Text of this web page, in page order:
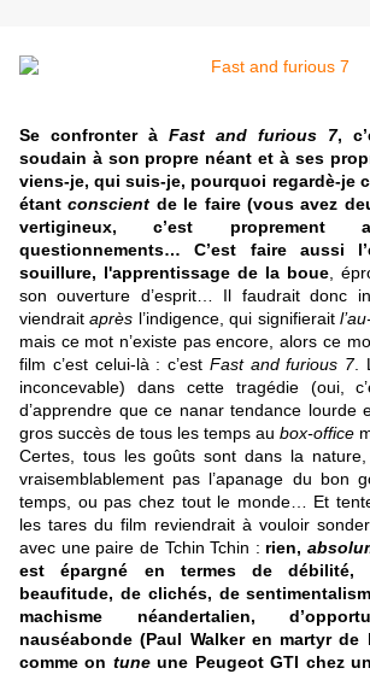
Se confronter à Fast and furious 7,
soudain à son propre néant et à ses
viens-je, qui suis-je, pourquoi regardè-je
étantconscient de le faire (vous avez
vertigineux, c’est proprement
questionnements… C’est faire aussi
souillure, l'apprentissage de la boue ,
son ouverture d’esprit… Il faudrait donc
viendraitaprès l’indigence, qui signifierait
mais ce mot n’existe pas encore, alors ce
film c’est celui-là : c’est Fast and furious 7.
inconcevable) dans cette tragédie (oui,
d’apprendre que ce nanar tendance lourde
gros succès de tous les temps au box-office
Certes, tous les goûts sont dans la nature,
vraisemblablement pas l’apanage du bon
temps, ou pas chez tout le monde… Et
les tares du film reviendrait à vouloir
avec une paire de Tchin Tchin : rien,
est épargné en termes de débilité,
beaufitude, de clichés, de
machisme néandertalien,
nauséabonde (Paul Walker en martyr
comme on tuneune Peugeot GTI chez